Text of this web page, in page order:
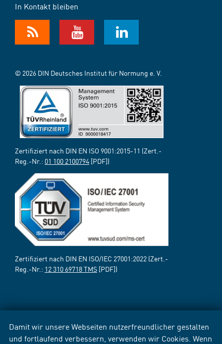
Damit wir unsere Webseiten nutzerfreundlicher gestalten
und fortlaufend verbessern, verwenden wir Cookies. Wenn
In Kontakt bleiben
© 2026 DIN Deutsches Institut für Normung e. V.
Zertifiziert nach DIN EN ISO 9001:2015-11 (Zert.-
Reg.-Nr.: 01 100 2100794 [PDF])
Zertifiziert nach DIN EN ISO/IEC 27001:2022 (Zert.-
Reg.-Nr.: 12 310 69718 TMS [PDF])